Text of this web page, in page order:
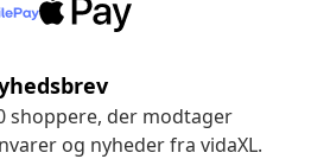
shoppere, der modtager
og nyheder fra vidaXL.